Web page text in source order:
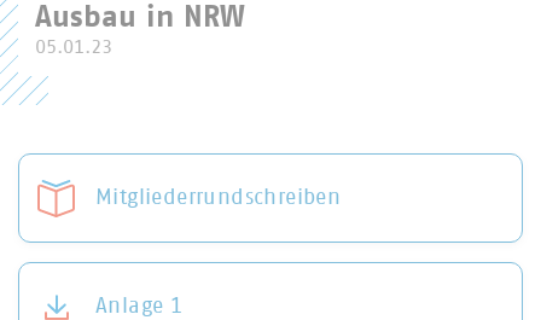
Ausbau in NRW
05.01.23
Mitgliederrundschreiben
Anlage 1